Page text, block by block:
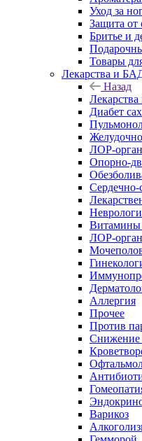
Уход за
Защита от
Бритье и
Товары
Лекарства и
Назад
Диабет
ЛОР-
Опорно-
Сердечно-
ЛОР-
Аллергия
Прочее
Против
Снижение
Варикоз